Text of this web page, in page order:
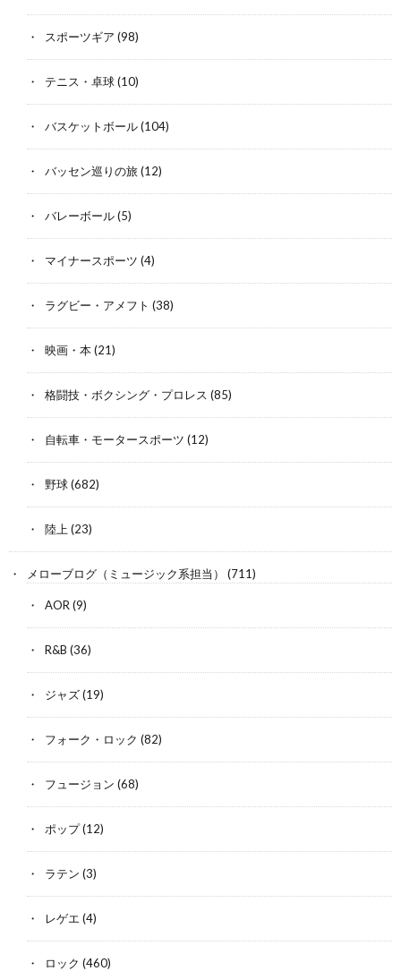
スポーツギア (98)
テニス・卓球(10)
バスケットボール(104)
バッセン巡りの旅(12)
バレーボール(5)
マイナースポーツ (4)
ラグビー・アメフト (38)
映画・本(21)
格闘技・ボクシング・プロレス (85)
自転車・モータースポーツ (12)
野球(682)
陸上 (23)
メローブログ（ミュージック系担当） (711)
AOR (9)
R&B (36)
ジャズ(19)
フォーク・ロック (82)
フュージョン (68)
ポップ(12)
ラテン (3)
レゲエ (4)
ロック (460)